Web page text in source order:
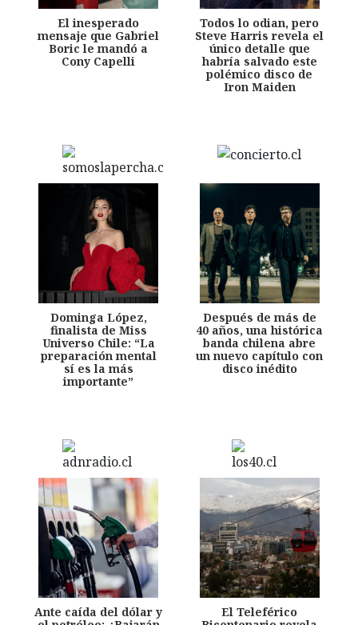
El inesperado
mensaje que Gabriel
Boric le mandó a
Cony Capelli
Todos lo odian, pero
Steve Harris revela el
único detalle que
habría salvado este
polémico disco de
Iron Maiden
Dominga López,
finalista de Miss
Universo Chile: “La
preparación mental
sí es la más
importante”
Después de más de
40 años, una histórica
banda chilena abre
un nuevo capítulo con
disco inédito
Ante caída del dólar y
El Teleférico